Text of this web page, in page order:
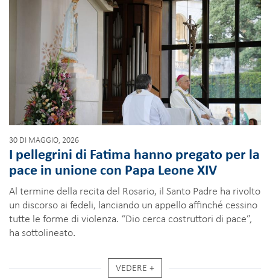
30 DI MAGGIO, 2026
I pellegrini di Fatima hanno pregato per la
pace in unione con Papa Leone XIV
Al termine della recita del Rosario, il Santo Padre ha rivolto
un discorso ai fedeli, lanciando un appello affinché cessino
tutte le forme di violenza. “Dio cerca costruttori di pace”,
ha sottolineato.
VEDERE +